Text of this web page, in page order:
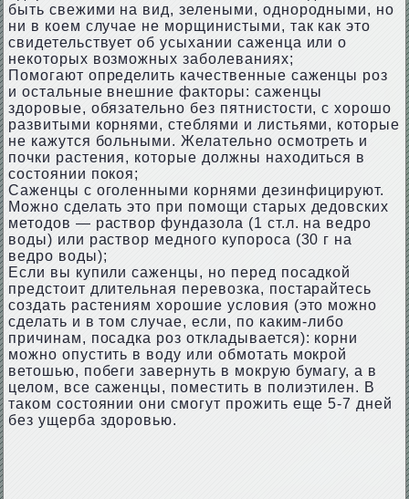
быть свежими на вид, зелеными, однородными, но
ни в коем случае не морщинистыми, так как это
свидетельствует об усыхании саженца или о
некоторых возможных заболеваниях;
Помогают определить качественные саженцы роз
и остальные внешние факторы: саженцы
здоровые, обязательно без пятнистости, с хорошо
развитыми корнями, стеблями и листьями, которые
не кажутся больными. Желательно осмотреть и
почки растения, которые должны находиться в
состоянии покоя;
Саженцы с оголенными корнями дезинфицируют.
Можно сделать это при помощи старых дедовских
методов — раствор фундазола (1 ст.л. на ведро
воды) или раствор медного купороса (30 г на
ведро воды);
Если вы купили саженцы, но перед посадкой
предстоит длительная перевозка, постарайтесь
создать растениям хорошие условия (это можно
сделать и в том случае, если, по каким-либо
причинам, посадка роз откладывается): корни
можно опустить в воду или обмотать мокрой
ветошью, побеги завернуть в мокрую бумагу, а в
целом, все саженцы, поместить в полиэтилен. В
таком состоянии они смогут прожить еще 5-7 дней
без ущерба здоровью.